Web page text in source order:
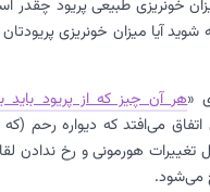
خونریزی طبیعی پریود چقدر
آیا میزان خونریزی
«هر آن چیز که از پریود باید
می‌افتد که دیواره رحم (که
تغییرات هورمونی و رخ ندادن
می‌شود.